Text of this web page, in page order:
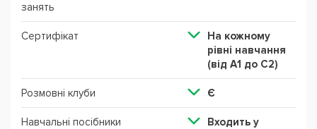
занять
Сертифікат
На кожному
рівні навчання
(від А1 до С2)
Розмовні клуби Є
Навчальні посібники
Входить у